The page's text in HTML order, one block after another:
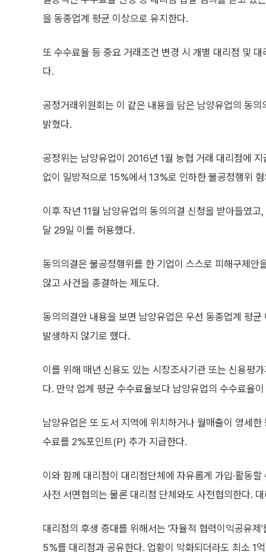
을 동종업계 평균 이상으로 유지한다.
또 수수료율 등 중요 거래조건 변경 시 개별 대리점 및
다.
공정거래위원회는 이 같은 내용을 담은 남양유업의 동
밝혔다.
공정위는 남양유업이 2016년 1월 농협 거래 대리점에
없이 일방적으로 15%에서 13%로 인하한 불공정행위
이후 작년 11월 남양유업의 동의의결 신청을 받아들였
달 29일 이를 허용했다.
동의의결은 불공정행위를 한 기업이 스스로 피해구제
않고 사건을 종결하는 제도다.
동의의결안 내용을 보면 남양유업은 우선 동종업계 평
발생하지 않기로 했다.
이를 위해 매년 신용도 있는 시장조사기관 또는 신용평
다. 만약 업계 평균 수수료율보다 남양유업의 수수료율
남양유업은 또 도서 지역에 위치하거나 월매출이 영세
수료를 2%포인트(P) 추가 지급한다.
이와 함께 대리점이 대리점단체에 자유롭게 가입·활동
사전 서면협의는 물론 대리점 단체와도 사전협의한다.
대리점의 후생 증대를 위해서는 '자율적 협력이익공유
5%를 대리점과 공유한다. 업황이 악화되더라도 최소 1